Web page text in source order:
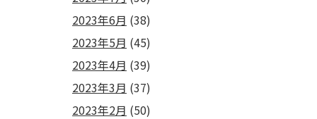
2023年6月 (38)
2023年5月 (45)
2023年4月 (39)
2023年3月 (37)
2023年2月 (50)